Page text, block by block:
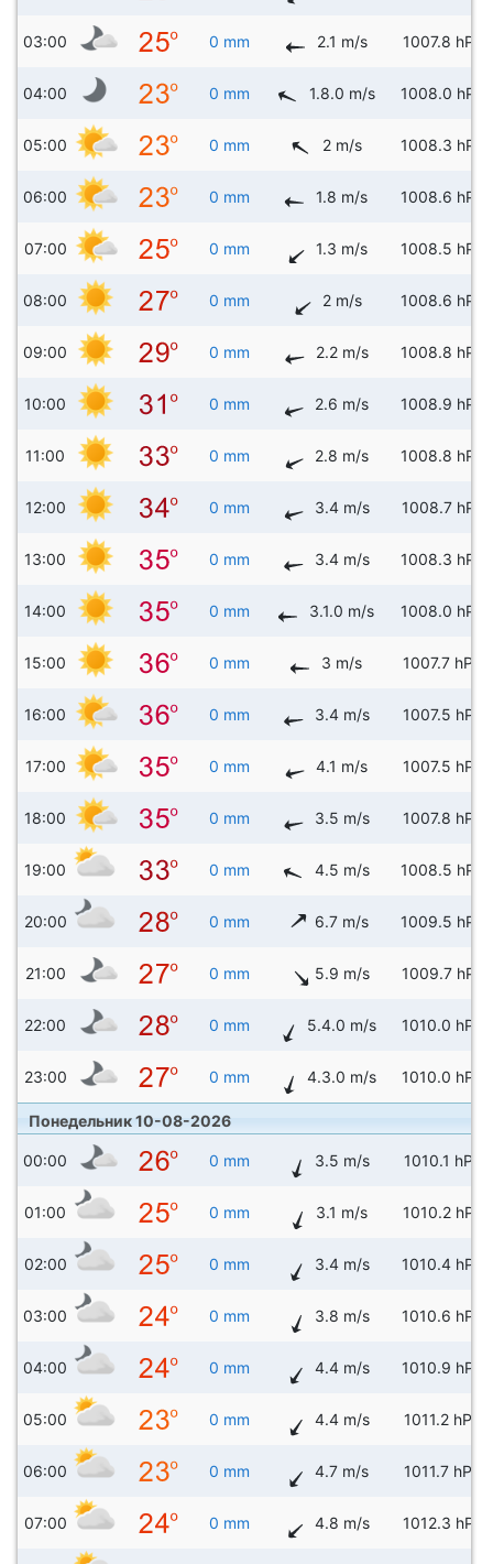
03:00 0 mm 2.1 m/s 1007.8 hPa
04:00 0 mm 1.8.0 m/s 1008.0 hPa
05:00 0 mm 2 m/s 1008.3 hPa
06:00 0 mm 1.8 m/s 1008.6 hPa
07:00 0 mm 1.3 m/s 1008.5 hPa
08:00 0 mm 2 m/s 1008.6 hPa
09:00 0 mm 2.2 m/s 1008.8 hPa
10:00 0 mm 2.6 m/s 1008.9 hPa
11:00 0 mm 2.8 m/s 1008.8 hPa
12:00 0 mm 3.4 m/s 1008.7 hPa
13:00 0 mm 3.4 m/s 1008.3 hPa
14:00 0 mm 3.1.0 m/s 1008.0 hPa
15:00 0 mm 3 m/s 1007.7 hPa
16:00 0 mm 3.4 m/s 1007.5 hPa
17:00 0 mm 4.1 m/s 1007.5 hPa
18:00 0 mm 3.5 m/s 1007.8 hPa
19:00 0 mm 4.5 m/s 1008.5 hPa
20:00 0 mm 6.7 m/s 1009.5 hPa
21:00 0 mm 5.9 m/s 1009.7 hPa
22:00 0 mm 5.4.0 m/s 1010.0 hPa
23:00 0 mm 4.3.0 m/s 1010.0 hPa
Понедельник 10-08-2026
00:00 0 mm 3.5 m/s 1010.1 hPa
01:00 0 mm 3.1 m/s 1010.2 hPa
02:00 0 mm 3.4 m/s 1010.4 hPa
03:00 0 mm 3.8 m/s 1010.6 hPa
04:00 0 mm 4.4 m/s 1010.9 hPa
05:00 0 mm 4.4 m/s 1011.2 hPa
06:00 0 mm 4.7 m/s 1011.7 hPa
07:00 0 mm 4.8 m/s 1012.3 hPa